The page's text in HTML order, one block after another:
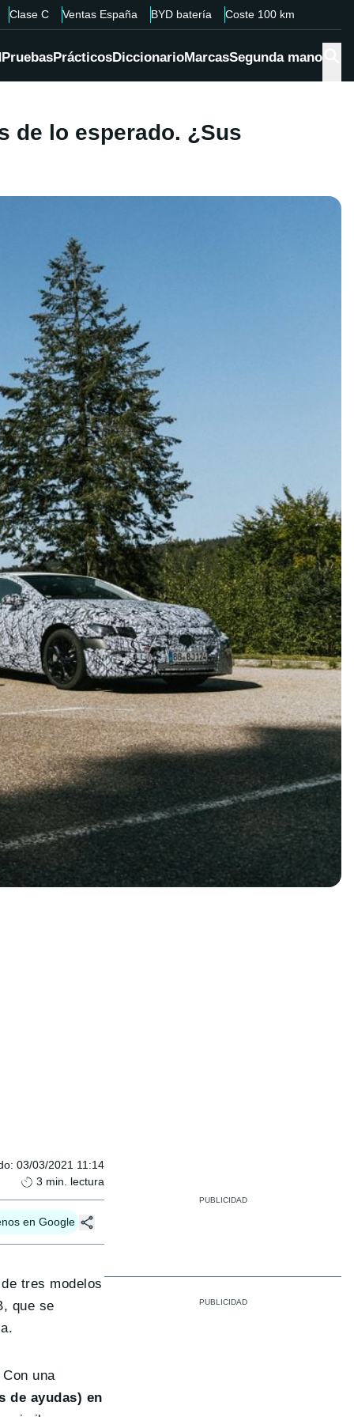
Clase C Ventas España BYD batería Coste 100 km
PruebasPrácticosDiccionarioMarcasSegunda mano
de lo esperado. ¿Sus
: 03/03/2021 11:14
3 min. lectura
en Google
tres modelos
que se
una
de ayudas) en